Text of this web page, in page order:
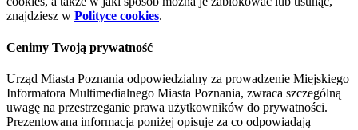
znajdziesz w Polityce cookies.
Cenimy Twoją prywatność
Urząd Miasta Poznania odpowiedzialny za prowadzenie Miejskiego
Informatora Multimedialnego Miasta Poznania, zwraca szczególną
uwagę na przestrzeganie prawa użytkowników do prywatności.
Prezentowana informacja poniżej opisuje za co odpowiadają